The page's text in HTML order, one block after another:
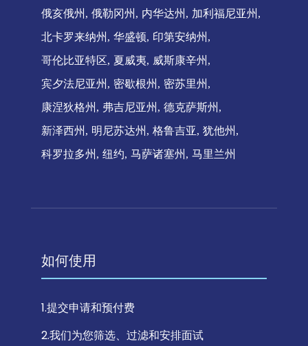
俄亥俄州
俄勒冈州 内华达州
加利福尼亚州
北卡罗来纳州
华盛顿
印第安纳州
哥伦比亚特区
夏威夷
威斯康辛州
宾夕法尼亚州
密歇根州
密苏里州
康涅狄格州
弗吉尼亚州
德克萨斯州
新泽西州
明尼苏达州 格鲁吉亚
犹他州
科罗拉多州
纽约 马萨诸塞州 马里兰州
如何使用
1.提交申请和预付费
2.我们为您筛选、过滤和安排面试